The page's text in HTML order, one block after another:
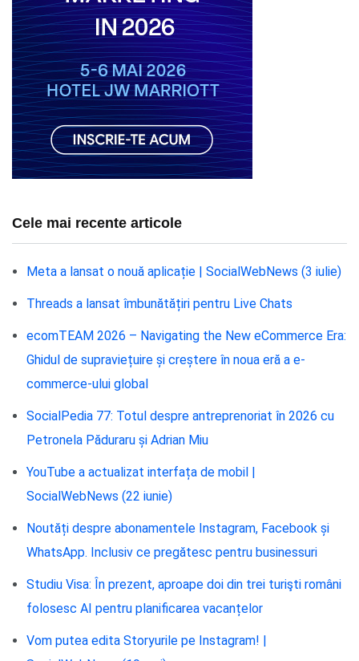
Cele mai recente articole
Meta a lansat o nouă aplicație | SocialWebNews (3 iulie)
Threads a lansat îmbunătățiri pentru Live Chats
ecomTEAM 2026 – Navigating the New eCommerce Era:
Ghidul de supraviețuire și creștere în noua eră a e-
commerce-ului global
SocialPedia 77: Totul despre antreprenoriat în 2026 cu
Petronela Păduraru și Adrian Miu
YouTube a actualizat interfața de mobil |
SocialWebNews (22 iunie)
Noutăți despre abonamentele Instagram, Facebook și
WhatsApp. Inclusiv ce pregătesc pentru businessuri
Studiu Visa: În prezent, aproape doi din trei turişti români
folosesc AI pentru planificarea vacanțelor
Vom putea edita Storyurile pe Instagram! |